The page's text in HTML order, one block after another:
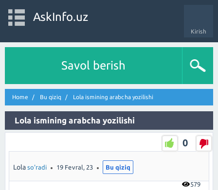
Kirish
AskInfo.uz
Savol berish
Home Bu qiziq Lola ismining arabcha yozilishi
Lola ismining arabcha yozilishi
0
579
Lola so'radi 19 Fevral, 23 Bu qiziq